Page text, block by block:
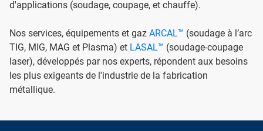
d'applications (soudage, coupage, et chauffe).
Nos services, équipements et gaz ARCAL™ (soudage à l’arc
TIG, MIG, MAG et Plasma) et LASAL™ (soudage-coupage
laser), développés par nos experts, répondent aux besoins
les plus exigeants de l'industrie de la fabrication
métallique.